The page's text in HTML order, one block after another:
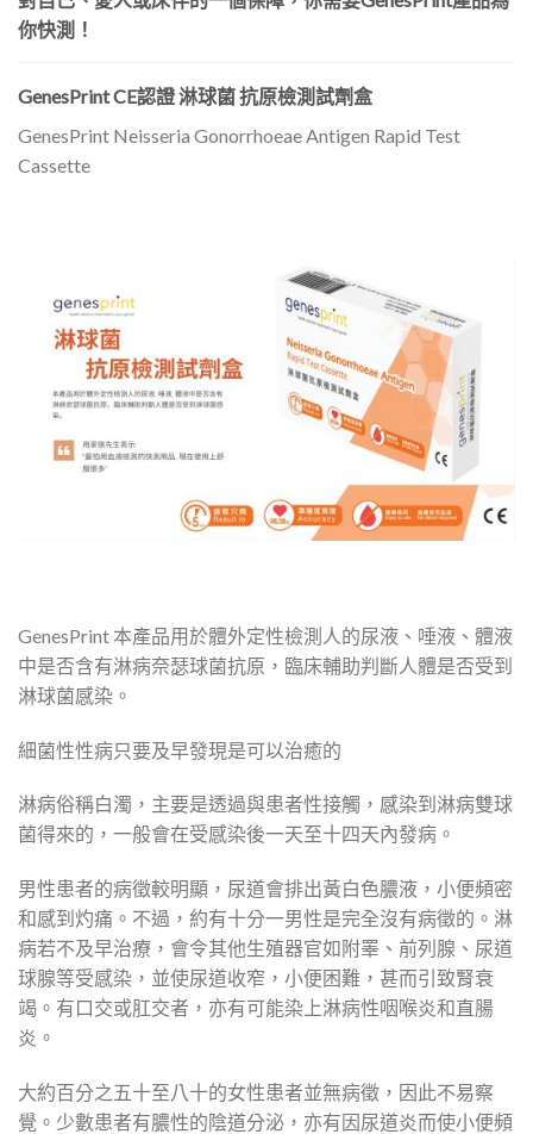
你快測！
GenesPrint CE認證 淋球菌 抗原檢測試劑盒
GenesPrint Neisseria Gonorrhoeae Antigen Rapid Test
Cassette
GenesPrint 本產品用於體外定性檢測人的尿液、唾液、體液
中是否含有淋病奈瑟球菌抗原，臨床輔助判斷人體是否受到
淋球菌感染。
細菌性性病只要及早發現是可以治癒的
淋病俗稱白濁，主要是透過與患者性接觸，感染到淋病雙球
菌得來的，一般會在受感染後一天至十四天內發病。
男性患者的病徵較明顯，尿道會排出黃白色膿液，小便頻密
和感到灼痛。不過，約有十分一男性是完全沒有病徵的。淋
病若不及早治療，會令其他生殖器官如附睪、前列腺、尿道
球腺等受感染，並使尿道收窄，小便困難，甚而引致腎衰
竭。有口交或肛交者，亦有可能染上淋病性咽喉炎和直腸
炎。
大約百分之五十至八十的女性患者並無病徵，因此不易察
覺。少數患者有膿性的陰道分泌，亦有因尿道炎而使小便頻